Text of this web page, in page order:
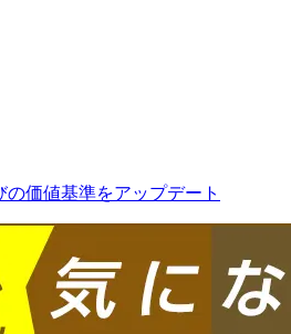
の価値基準をアップデート